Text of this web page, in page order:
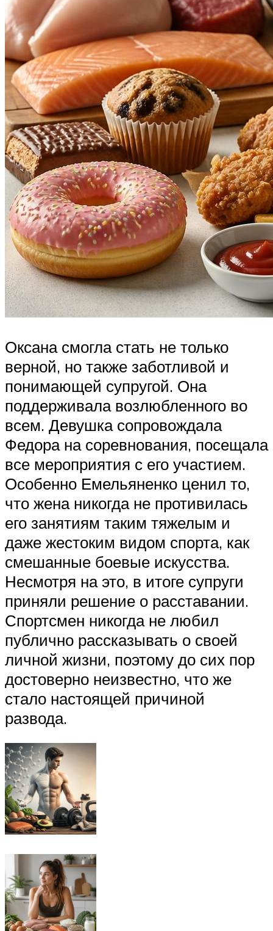
Оксана смогла стать не только
верной, но также заботливой и
понимающей супругой. Она
поддерживала возлюбленного во
всем. Девушка сопровождала
Федора на соревнования, посещала
все мероприятия с его участием.
Особенно Емельяненко ценил то,
что жена никогда не противилась
его занятиям таким тяжелым и
даже жестоким видом спорта, как
смешанные боевые искусства.
Несмотря на это, в итоге супруги
приняли решение о расставании.
Спортсмен никогда не любил
публично рассказывать о своей
личной жизни, поэтому до сих пор
достоверно неизвестно, что же
стало настоящей причиной
развода.